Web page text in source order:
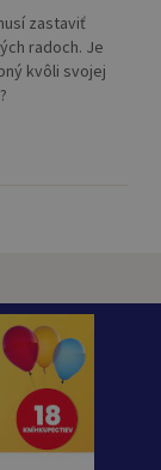
zastaviť
radoch. Je
kvôli svojej